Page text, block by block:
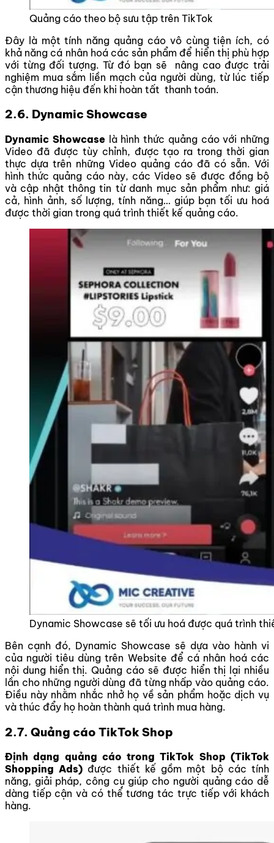
Quảng cáo theo bộ sưu tập trên TikTok
Đây là một tính năng quảng cáo vô cùng tiện ích, có
khả năng cá nhân hoá các sản phẩm để hiển thị phù hợp
với từng đối tượng. Từ đó bạn sẽ nâng cao được trải
nghiệm mua sắm liền mạch của người dùng, từ lúc tiếp
cận thương hiệu đến khi hoàn tất thanh toán.
2.6. Dynamic Showcase
Dynamic Showcaselà hình thức quảng cáo với những
Video đã được tùy chỉnh, được tạo ra trong thời gian
thực dựa trên những Video quảng cáo đã có sẵn. Với
hình thức quảng cáo này, các Video sẽ được đồng bộ
và cập nhật thông tin từ danh mục sản phẩm như: giá
cả, hình ảnh, số lượng, tính năng… giúp bạn tối ưu hoá
được thời gian trong quá trình thiết kế quảng cáo.
Dynamic Showcase sẽ tối ưu hoá được quá trình
Bên cạnh đó, Dynamic Showcase sẽ dựa vào hành vi
của người tiêu dùng trên Website để cá nhân hoá các
nội dung hiển thị. Quảng cáo sẽ được hiển thị lại nhiều
lần cho những người dùng đã từng nhấp vào quảng cáo.
Điều này nhằm nhắc nhở họ về sản phẩm hoặc dịch vụ
và thúc đẩy họ hoàn thành quá trình mua hàng.
2.7. Quảng cáo TikTok Shop
Định dạng quảng cáo trong TikTok Shop (TikTok
Shopping Ads) được thiết kế gồm một bộ các tính
năng, giải pháp, công cụ giúp cho người quảng cáo dễ
dàng tiếp cận và có thể tương tác trực tiếp với khách
hàng.